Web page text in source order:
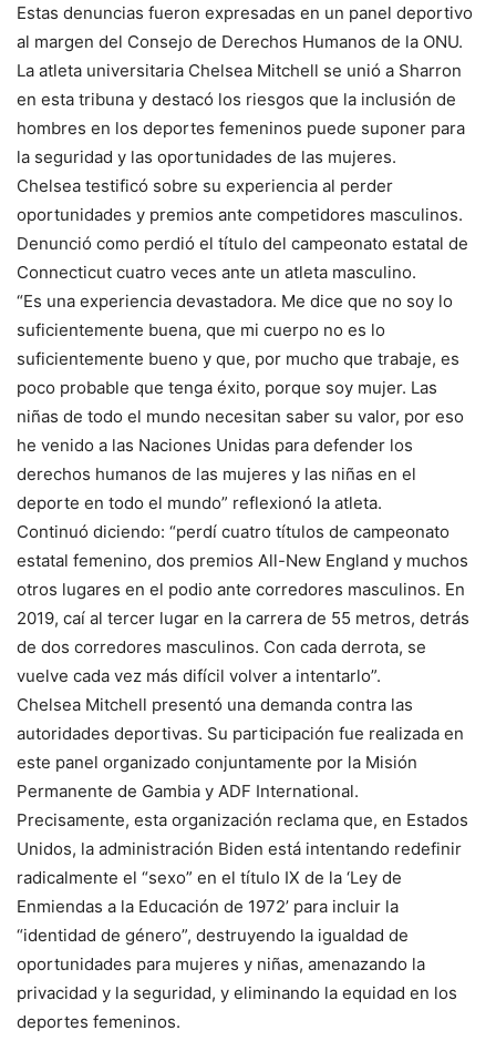
Estas denuncias fueron expresadas en un panel deportivo
al margen del Consejo de Derechos Humanos de la ONU.
La atleta universitaria Chelsea Mitchell se unió a Sharron
en esta tribuna y destacó los riesgos que la inclusión de
hombres en los deportes femeninos puede suponer para
la seguridad y las oportunidades de las mujeres.
Chelsea testificó sobre su experiencia al perder
oportunidades y premios ante competidores masculinos.
Denunció como perdió el título del campeonato estatal de
Connecticut cuatro veces ante un atleta masculino.
“Es una experiencia devastadora. Me dice que no soy lo
suficientemente buena, que mi cuerpo no es lo
suficientemente bueno y que, por mucho que trabaje, es
poco probable que tenga éxito, porque soy mujer. Las
niñas de todo el mundo necesitan saber su valor, por eso
he venido a las Naciones Unidas para defender los
derechos humanos de las mujeres y las niñas en el
deporte en todo el mundo” reflexionó la atleta.
Continuó diciendo: “perdí cuatro títulos de campeonato
estatal femenino, dos premios All-New England y muchos
otros lugares en el podio ante corredores masculinos. En
2019, caí al tercer lugar en la carrera de 55 metros, detrás
de dos corredores masculinos. Con cada derrota, se
vuelve cada vez más difícil volver a intentarlo”.
Chelsea Mitchell presentó una demanda contra las
autoridades deportivas. Su participación fue realizada en
este panel organizado conjuntamente por la Misión
Permanente de Gambia y ADF International.
Precisamente, esta organización reclama que, en Estados
Unidos, la administración Biden está intentando redefinir
radicalmente el “sexo” en el título IX de la ‘Ley de
Enmiendas a la Educación de 1972’ para incluir la
“identidad de género”, destruyendo la igualdad de
oportunidades para mujeres y niñas, amenazando la
privacidad y la seguridad, y eliminando la equidad en los
deportes femeninos.